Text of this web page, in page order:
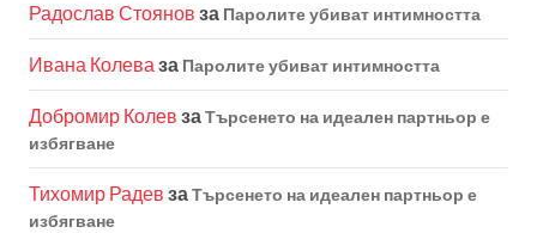
Радослав Стоянов за Паролите убиват интимността
Ивана Колеваза Паролите убиват интимността
Добромир Колев заТърсенето на идеален партньор е
избягване
Тихомир Радев заТърсенето на идеален партньор е
избягване